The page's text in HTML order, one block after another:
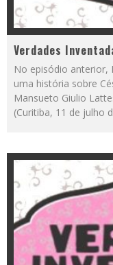
Verdades
No episódio anterior,
uma história sobre
Mansueto Giulio
(Curitiba, 11 de julho